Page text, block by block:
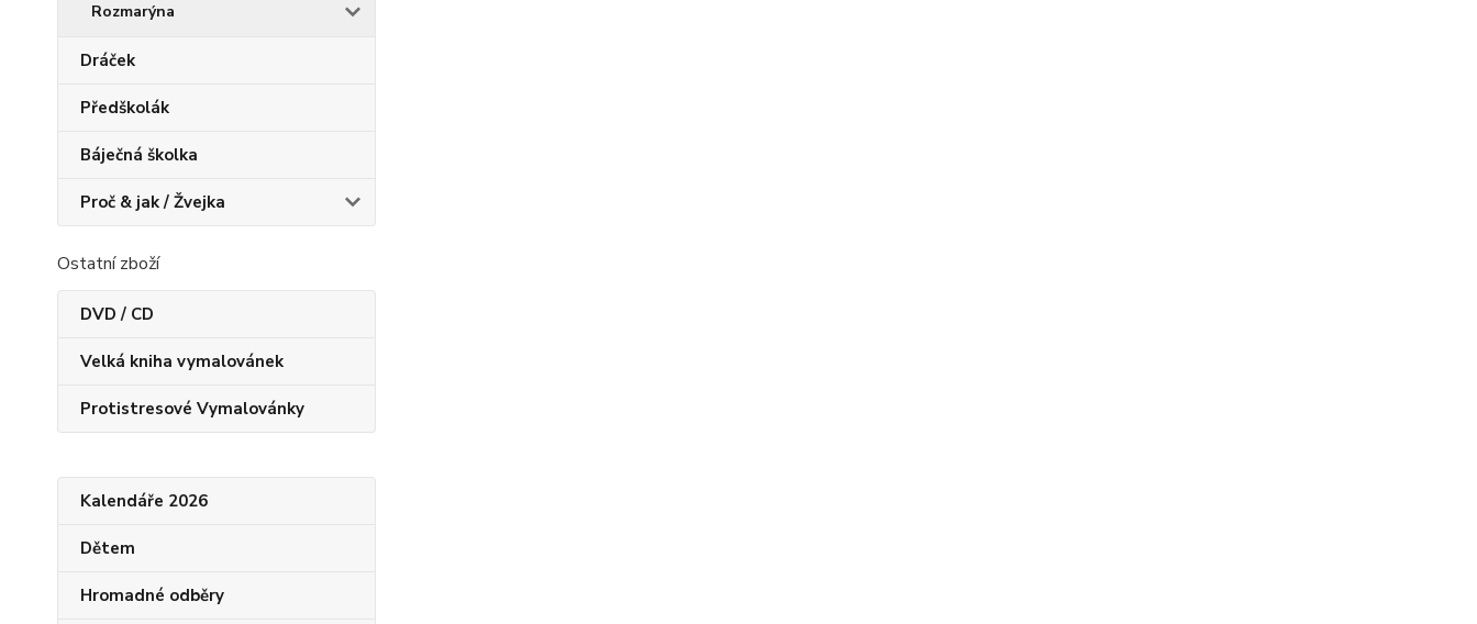
Rozmarýna
Dráček
Předškolák
Báječná školka
Proč & jak / Žvejka
Ostatní zboží
DVD / CD
Velká kniha vymalovánek
Protistresové Vymalovánky
Kalendáře 2026
Dětem
Hromadné odběry